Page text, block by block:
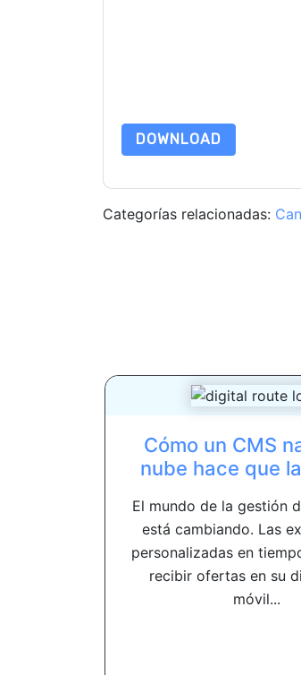
DOWNLOAD
Categorías relacionadas:
Cómo un CMS
nube hace que
El mundo de la gestión
está cambiando. Las
personalizadas en
recibir ofertas en su
móvil...